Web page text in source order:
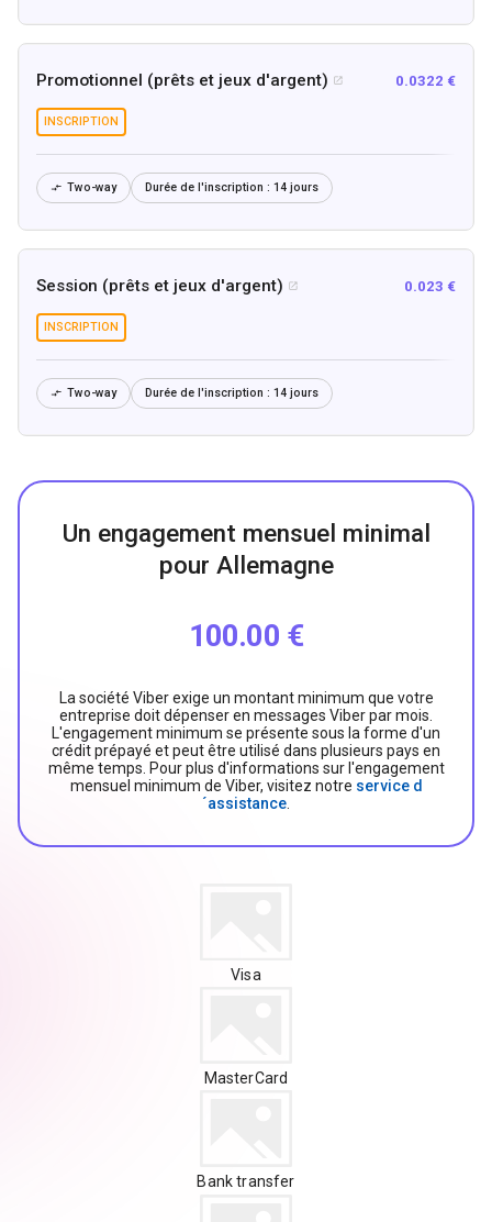
Promotionnel (prêts et jeux d'argent)  0.0322 €
INSCRIPTION
 Two-way Durée de l'inscription : 14 jours
Session (prêts et jeux d'argent)  0.023 €
INSCRIPTION
 Two-way Durée de l'inscription : 14 jours
Un engagement mensuel minimal
pour Allemagne
100.00 €
La société Viber exige un montant minimum que votre
entreprise doit dépenser en messages Viber par mois.
L'engagement minimum se présente sous la forme d'un
crédit prépayé et peut être utilisé dans plusieurs pays en
même temps. Pour plus d'informations sur l'engagement
mensuel minimum de Viber, visitez notre service d
´assistance
Visa
MasterCard
Bank transfer